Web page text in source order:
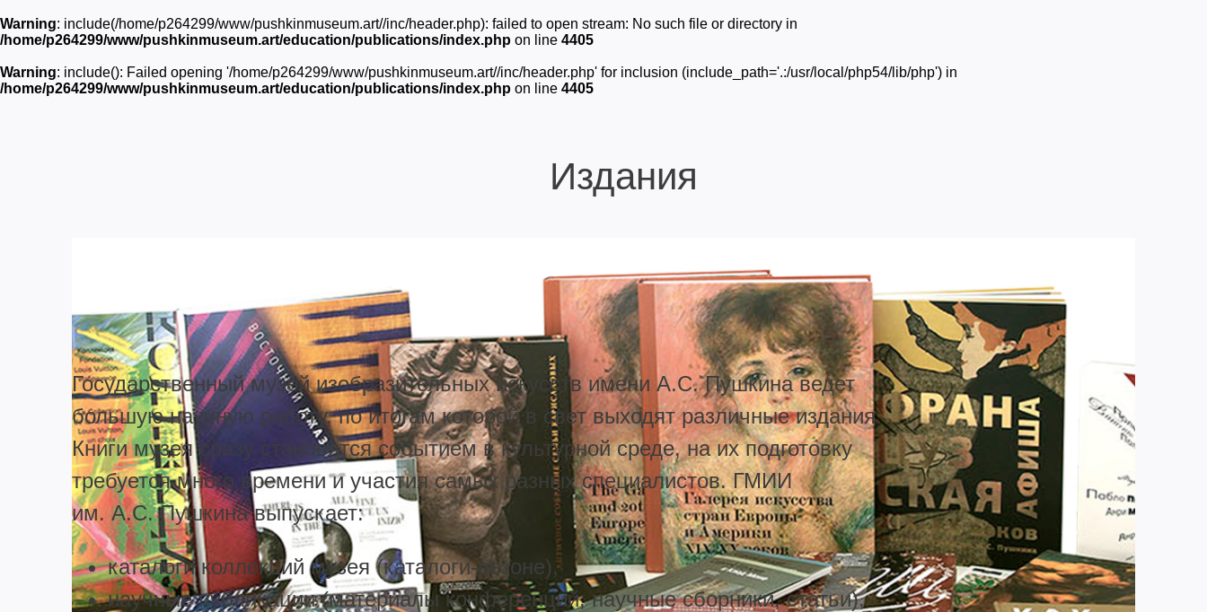
Warning: include(/home/p264299/www/pushkinmuseum.art//inc/header.php): failed to open stream: No such file or directory in
/home/p264299/www/pushkinmuseum.art/education/publications/index.php on line 4405
Warning: include(): Failed opening '/home/p264299/www/pushkinmuseum.art//inc/header.php' for inclusion (include_path='.:/usr/local/php54/lib/php') in
/home/p264299/www/pushkinmuseum.art/education/publications/index.php on line 4405
Издания
Государственный музей изобразительных искусств имени А.С. Пушкина ведет
большую научную работу, по итогам которой в свет выходят различные издания.
Книги музея сразу становятся событием в культурной среде, на их подготовку
требуется много времени и участия самых разных специалистов. ГМИИ
им. А.С. Пушкина выпускает:
каталоги коллекций музея (каталоги-резоне),
научные публикации (материалы конференций, научные сборники, статьи),